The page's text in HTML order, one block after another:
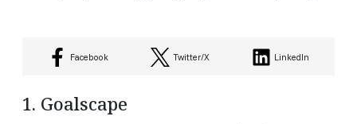
Facebook Twitter/X LinkedIn
1. Goalscape